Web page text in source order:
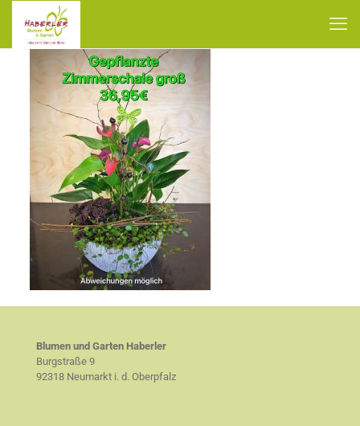
Blumen und Garten Haberler
Burgstraße 9
92318 Neumarkt i. d. Oberpfalz